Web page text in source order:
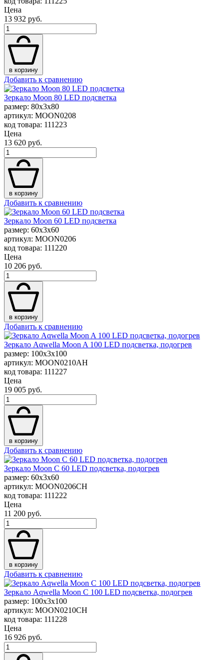
Цена
13 932 руб.
в корзину
Добавить к сравнению
Зеркало Moon 80 LED подсветка
размер: 80x3x80
артикул: MOON0208
код товара: 111223
Цена
13 620 руб.
в корзину
Добавить к сравнению
Зеркало Moon 60 LED подсветка
размер: 60x3x60
артикул: MOON0206
код товара: 111220
Цена
10 206 руб.
в корзину
Добавить к сравнению
Зеркало Aqwella Moon A 100 LED подсветка, подогрев
размер: 100x3x100
артикул: MOON0210AH
код товара: 111227
Цена
19 005 руб.
в корзину
Добавить к сравнению
Зеркало Moon C 60 LED подсветка, подогрев
размер: 60x3x60
артикул: MOON0206CH
код товара: 111222
Цена
11 200 руб.
в корзину
Добавить к сравнению
Зеркало Aqwella Moon C 100 LED подсветка, подогрев
размер: 100x3x100
артикул: MOON0210CH
код товара: 111228
Цена
16 926 руб.